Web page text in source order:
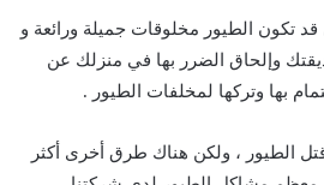
قد تكون الطيور مخلوقات جميلة ورائعة و
وإلحاق الضرر بها في منزلك عن
بها وتركها لمخلفات الطيور .
الطيور ، ولكن هناك طرق أخرى أكثر